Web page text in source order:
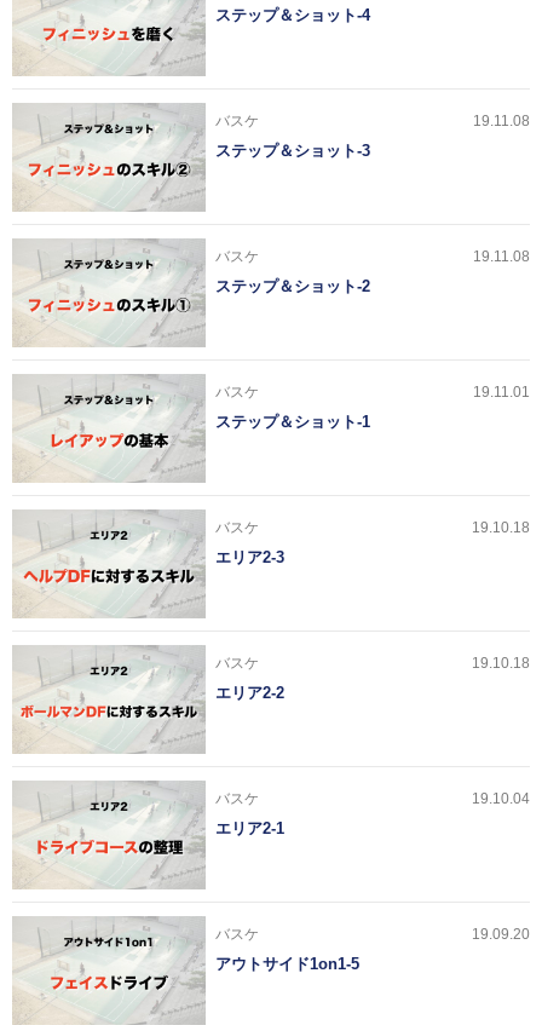
ステップ＆ショット-4
バスケ 19.11.08
ステップ＆ショット-3
バスケ 19.11.08
ステップ＆ショット-2
バスケ 19.11.01
ステップ＆ショット-1
バスケ 19.10.18
エリア2-3
バスケ 19.10.18
エリア2-2
バスケ 19.10.04
エリア2-1
バスケ 19.09.20
アウトサイド1on1-5